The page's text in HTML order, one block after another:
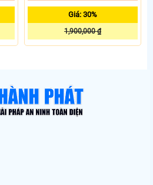
Giá: 30%
1,900,000 ₫